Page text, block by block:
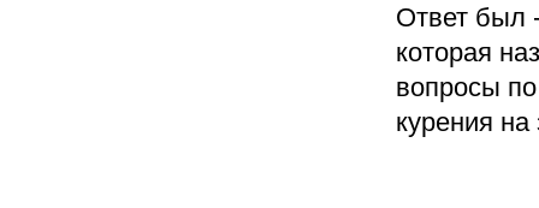
Ответ был
которая
вопросы
курения на